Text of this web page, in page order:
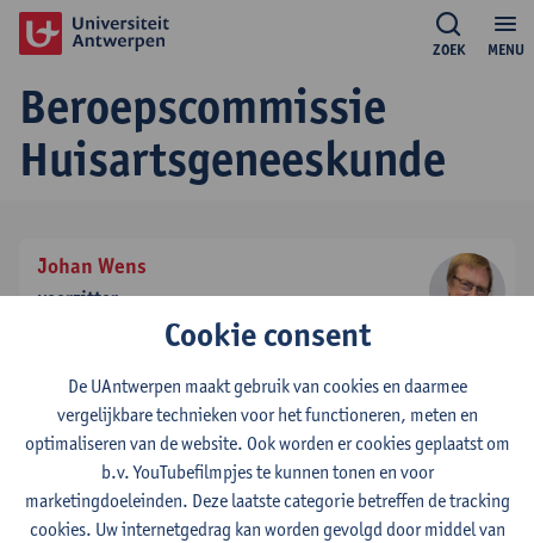
MENU
ZOEK
Beroepscommissie
Huisartsgeneeskunde
Johan Wens
voorzitter
+3232652910
Hilde Bastiaens
secretaris
+3232651825
Toon e-mailadres
Cookie consent
De UAntwerpen maakt gebruik van cookies en daarmee
vergelijkbare technieken voor het functioneren, meten en
optimaliseren van de website. Ook worden er cookies geplaatst om
b.v. YouTubefilmpjes te kunnen tonen en voor
marketingdoeleinden. Deze laatste categorie betreffen de tracking
cookies. Uw internetgedrag kan worden gevolgd door middel van